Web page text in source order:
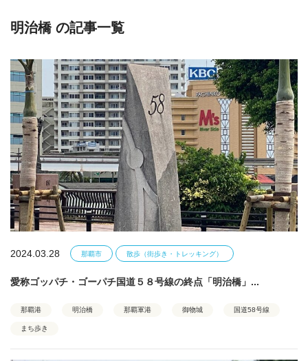
明治橋 の記事一覧
2024.03.28 那覇市 散歩（街歩き・トレッキング）
愛称ゴッパチ・ゴーパチ国道５８号線の終点「明治橋」...
那覇港 明治橋 那覇軍港 御物城 国道58号線
まち歩き